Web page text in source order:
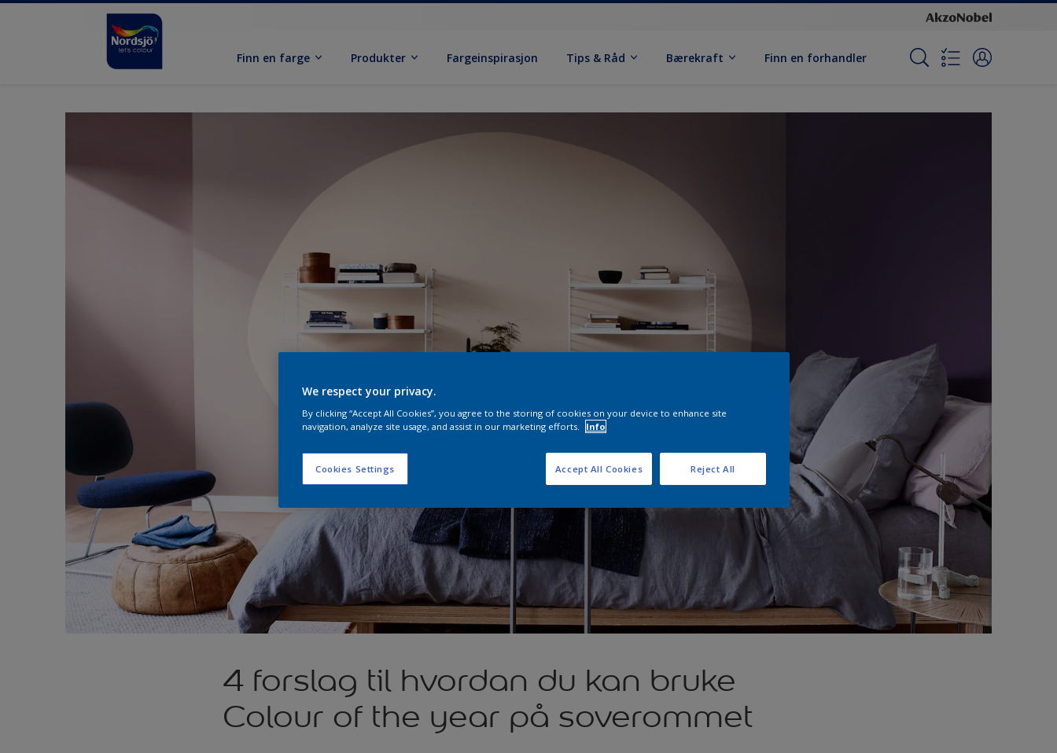
Finn en farge Produkter Fargeinspirasjon Tips & Råd Bærekraft Finn en forhandler
4 forslag til hvordan du kan bruke
Colour of the year på soverommet
We respect your privacy.
By clicking “Accept All Cookies”, you agree to the storing of cookies on your device to enhance site
navigation, analyze site usage, and assist in our marketing efforts.
Info
Cookies Settings Reject All
Accept All Cookies